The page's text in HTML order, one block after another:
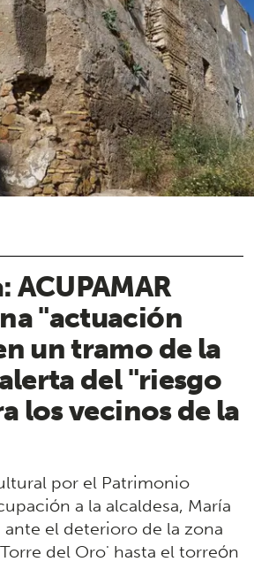
"actuación
un tramo de la
del "riesgo
los vecinos de la
por el Patrimonio
a la alcaldesa, María
el deterioro de la zona
del Oro' hasta el torreón